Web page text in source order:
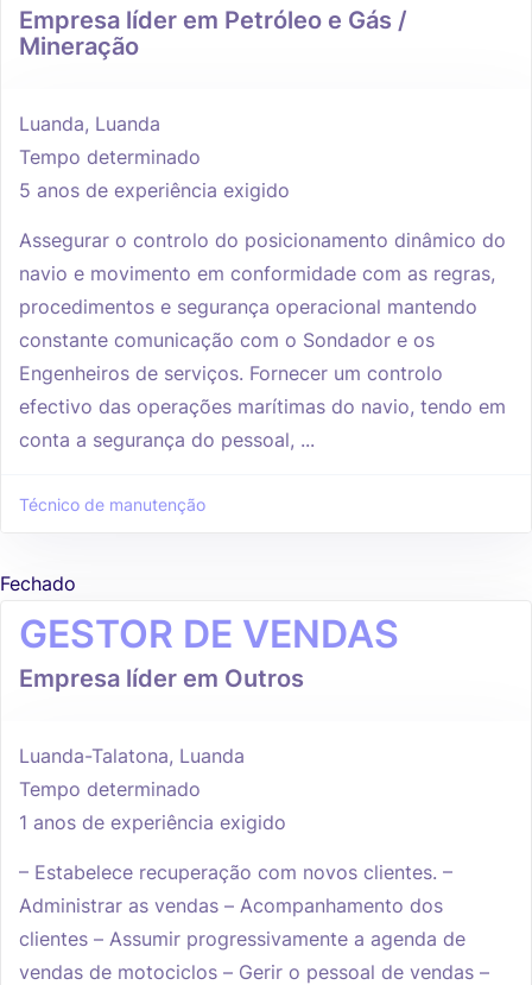
Empresa líder em Petróleo e Gás /
Mineração
Luanda, Luanda
Tempo determinado
5 anos de experiência exigido
Assegurar o controlo do posicionamento dinâmico do
navio e movimento em conformidade com as regras,
procedimentos e segurança operacional mantendo
constante comunicação com o Sondador e os
Engenheiros de serviços. Fornecer um controlo
efectivo das operações marítimas do navio, tendo em
conta a segurança do pessoal, ...
Técnico de manutenção
Fechado
GESTOR DE VENDAS
Empresa líder em Outros
Luanda-Talatona, Luanda
Tempo determinado
1 anos de experiência exigido
– Estabelece recuperação com novos clientes. –
Administrar as vendas – Acompanhamento dos
clientes – Assumir progressivamente a agenda de
vendas de motociclos – Gerir o pessoal de vendas –